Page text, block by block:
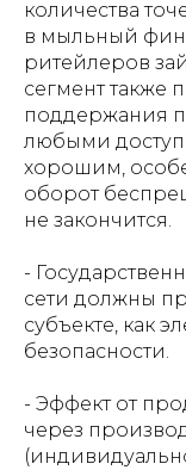
количества
в мыльный
ритейлеров
сегмент также
поддержания
любыми
хорошим,
оборот
не закончится.
⁠-
сети должны
субъекте, как
безопасности.
⁠- Эффект от
через